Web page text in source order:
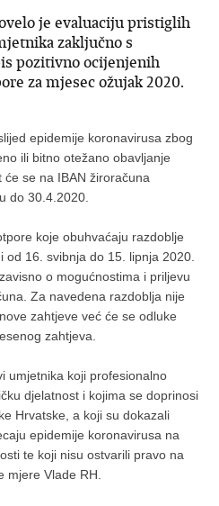
je evaluaciju pristiglih
zaključno s
pozitivno ocijenjenih
za mjesec ožujak 2020.
epidemije koronavirusa zbog
ili bitno otežano obavljanje
se na IBAN žiroračuna
do 30.4.2020.
koje obuhvaćaju razdoblje
16. svibnja do 15. lipnja 2020.
o mogućnostima i priljevu
Za navedena razdoblja nije
zahtjeve već će se odluke
zahtjeva.
umjetnika koji profesionalno
djelatnost i kojima se doprinosi
Hrvatske, a koji su dokazali
epidemije koronavirusa na
te koji nisu ostvarili pravo na
mjere Vlade RH.